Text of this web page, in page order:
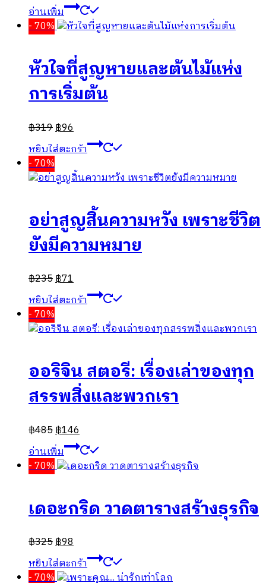
อ่านเพิ่ม
- 70%
หัวใจที่สูญหายและต้นไม้แห่ง
การเริ่มต้น
฿319฿96
หยิบใส่ตะกร้า
- 70%
อย่าสูญสิ้นความหวัง เพราะชีวิต
ยังมีความหมาย
฿235฿71
หยิบใส่ตะกร้า
- 70%
ออริจิน สตอรี: เรื่องเล่าของทุก
สรรพสิ่งและพวกเรา
฿485฿146
อ่านเพิ่ม
- 70%
เดอะกริด วาดตารางสร้างธุรกิจ
฿325฿98
หยิบใส่ตะกร้า
- 70%